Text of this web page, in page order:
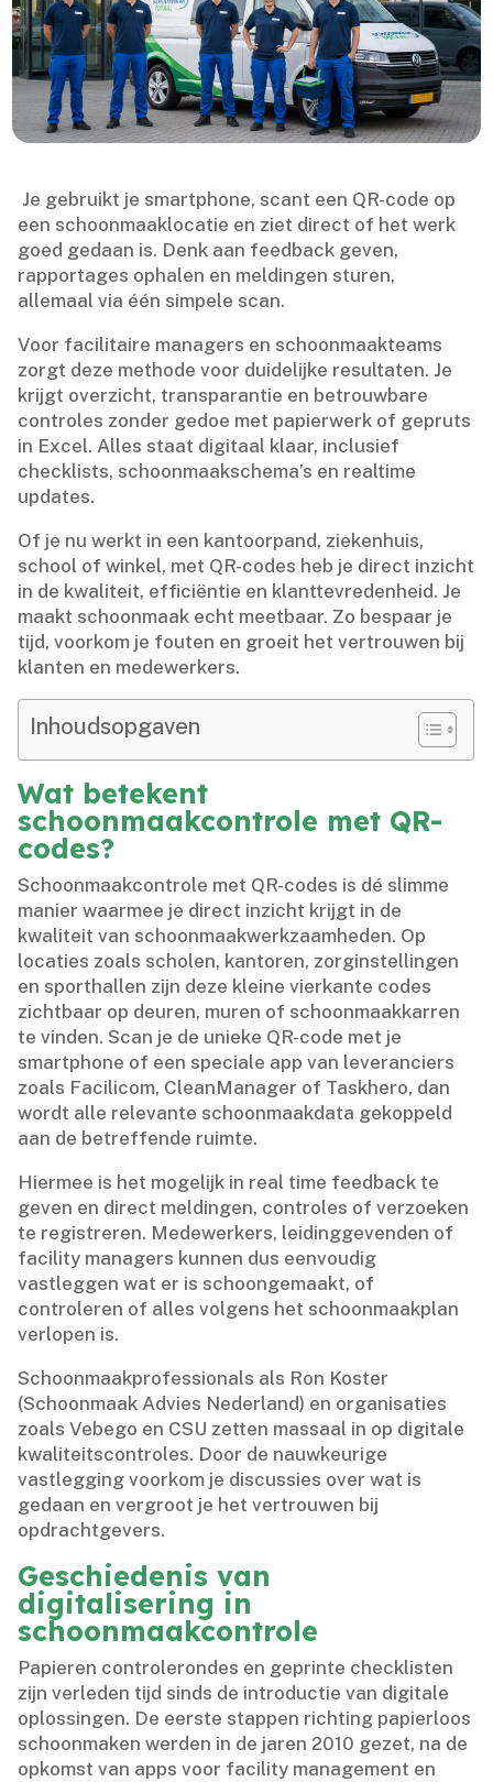
​ Je gebruikt je smartphone, scant een QR-code op
een schoonmaaklocatie en ziet direct of het werk
goed gedaan is.​ Denk aan feedback geven,
rapportages ophalen en meldingen sturen,
allemaal via één simpele scan.​
Voor facilitaire managers en schoonmaakteams
zorgt deze methode voor duidelijke resultaten.​ Je
krijgt overzicht, transparantie en betrouwbare
controles zonder gedoe met papierwerk of gepruts
in Excel.​ Alles staat digitaal klaar, inclusief
checklists, schoonmaakschema’s en realtime
updates.​
Of je nu werkt in een kantoorpand, ziekenhuis,
school of winkel, met QR-codes heb je direct inzicht
in de kwaliteit, efficiëntie en klanttevredenheid.​ Je
maakt schoonmaak echt meetbaar.​ Zo bespaar je
tijd, voorkom je fouten en groeit het vertrouwen bij
klanten en medewerkers.​
Inhoudsopgaven
Wat betekent
schoonmaakcontrole met QR-
codes?
Schoonmaakcontrole met QR-codes is dé slimme
manier waarmee je direct inzicht krijgt in de
kwaliteit van schoonmaakwerkzaamheden.​ Op
locaties zoals scholen, kantoren, zorginstellingen
en sporthallen zijn deze kleine vierkante codes
zichtbaar op deuren, muren of schoonmaakkarren
te vinden.​ Scan je de unieke QR-code met je
smartphone of een speciale app van leveranciers
zoals Facilicom, CleanManager of Taskhero, dan
wordt alle relevante schoonmaakdata gekoppeld
aan de betreffende ruimte.​
Hiermee is het mogelijk in real time feedback te
geven en direct meldingen, controles of verzoeken
te registreren.​ Medewerkers, leidinggevenden of
facility managers kunnen dus eenvoudig
vastleggen wat er is schoongemaakt, of
controleren of alles volgens het schoonmaakplan
verlopen is.​
Schoonmaakprofessionals als Ron Koster
(Schoonmaak Advies Nederland) en organisaties
zoals Vebego en CSU zetten massaal in op digitale
kwaliteitscontroles.​ Door de nauwkeurige
vastlegging voorkom je discussies over wat is
gedaan en vergroot je het vertrouwen bij
opdrachtgevers.​
Geschiedenis van
digitalisering in
schoonmaakcontrole
Papieren controlerondes en geprinte checklisten
zijn verleden tijd sinds de introductie van digitale
oplossingen.​ De eerste stappen richting papierloos
schoonmaken werden in de jaren 2010 gezet, na de
opkomst van apps voor facility management en